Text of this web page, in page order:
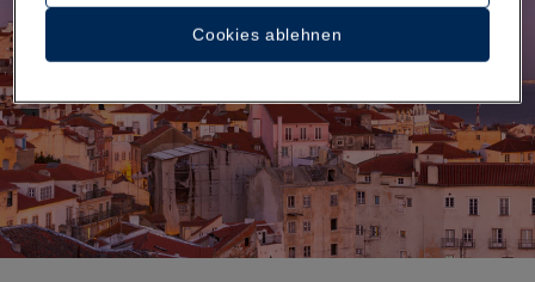
Cookies ablehnen